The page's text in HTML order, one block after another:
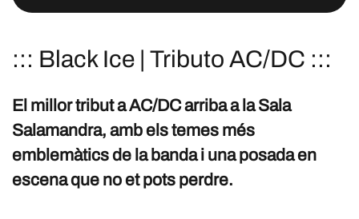
::: Black Ice | Tributo AC/DC :::
El millor tribut a AC/DC arriba a la Sala
Salamandra, amb els temes més
emblemàtics de la banda i una posada en
escena que no et pots perdre.